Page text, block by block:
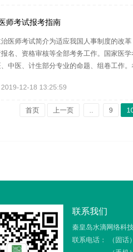
师考试报考指南
医师考试简介为适应我国人事制度的改
名、资格审核等全部考务工作。国家医
中医、计生部分专业的命题、组卷工作
”、“相关专业知识”、“专业知识”、“专业
科主治医师考...
12-18 13:25:59
首页 上一页 .. 9
联系我们
秦皇岛水滴网络科
联系电话：
（固